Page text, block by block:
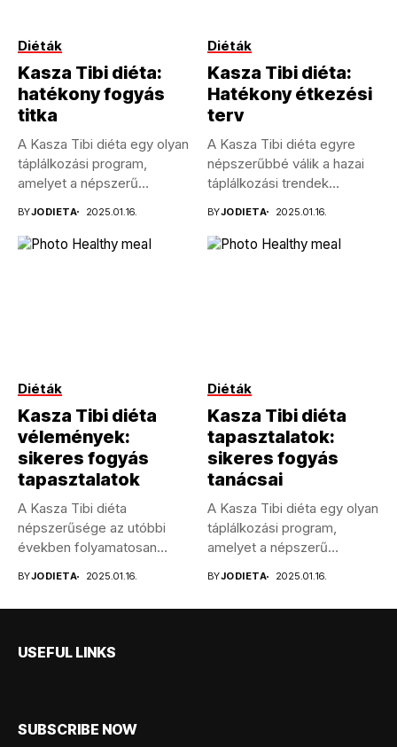
Diéták
Kasza Tibi diéta:
hatékony fogyás
titka
A Kasza Tibi diéta egy olyan
táplálkozási program,
amelyet a népszerű
BYJODIETA 2025.01.16.
Diéták
Kasza Tibi diéta:
Hatékony étkezési
terv
A Kasza Tibi diéta egyre
népszerűbbé válik a hazai
táplálkozási trendek
BYJODIETA 2025.01.16.
Diéták
Kasza Tibi diéta
vélemények:
sikeres fogyás
tapasztalatok
A Kasza Tibi diéta
népszerűsége az utóbbi
években folyamatosan
BYJODIETA 2025.01.16.
Diéták
Kasza Tibi diéta
tapasztalatok:
sikeres fogyás
tanácsai
A Kasza Tibi diéta egy olyan
táplálkozási program,
amelyet a népszerű
BYJODIETA 2025.01.16.
USEFUL LINKS
SUBSCRIBE NOW